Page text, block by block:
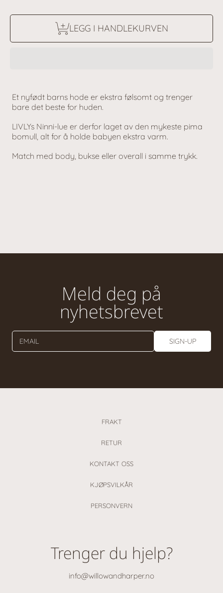
LEGG I HANDLEKURVEN
Et nyfødt barns hode er ekstra følsomt og trenger
bare det beste for huden.
LIVLYs Ninni-lue er derfor laget av den mykeste pima
bomull, alt for å holde babyen ekstra varm.
Match med body, bukse eller overall i samme trykk.
Meld deg på
nyhetsbrevet
EMAIL SIGN-UP
FRAKT
RETUR
KONTAKT OSS
KJØPSVILKÅR
PERSONVERN
Trenger du hjelp?
info@willowandharper.no